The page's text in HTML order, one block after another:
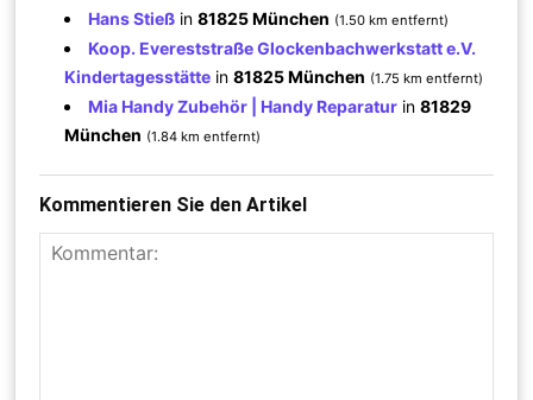
Hans Stieß in81825 München (1.50 km entfernt)
Koop. Evereststraße Glockenbachwerkstatt e.V.
Kindertagesstätte in81825 München (1.75 km entfernt)
Mia Handy Zubehör | Handy Reparatur in81829
München (1.84 km entfernt)
Kommentieren Sie den Artikel